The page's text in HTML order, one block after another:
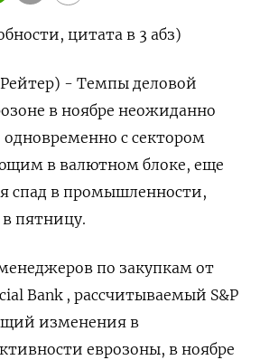
цитата в 3 абз)
- Темпы деловой
в ноябре неожиданно
одновременно с сектором
в валютном блоке, еще
спад в промышленности,
пятницу.
по закупкам от
Bank , рассчитываемый S&P
изменения в
еврозоны, в ноябре